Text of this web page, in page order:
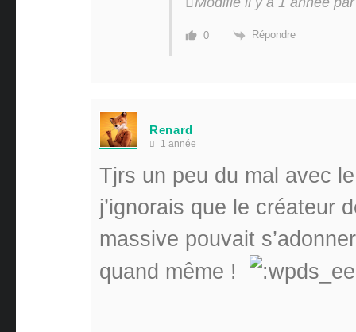
0 Répondre
Renard
1 année
Tjrs un peu du mal avec
j’ignorais que le créateur
massive pouvait
quand même !